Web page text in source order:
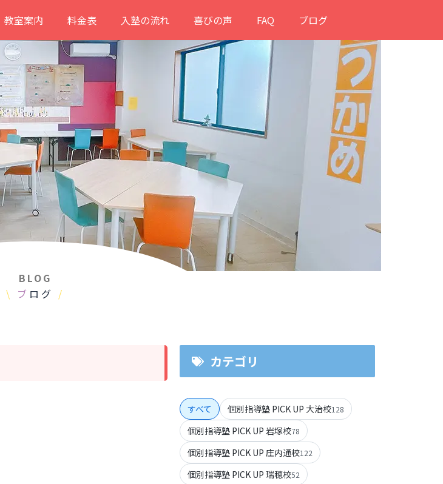
教室案内 料金表 入塾の流れ 喜びの声 FAQ ブログ
BLOG
\ ブ ログ /
カテゴリ
すべて 個別指導塾 PICK UP 大治校128
個別指導塾 PICK UP 岩塚校78
個別指導塾 PICK UP 庄内通校122
個別指導塾 PICK UP 瑞穂校52